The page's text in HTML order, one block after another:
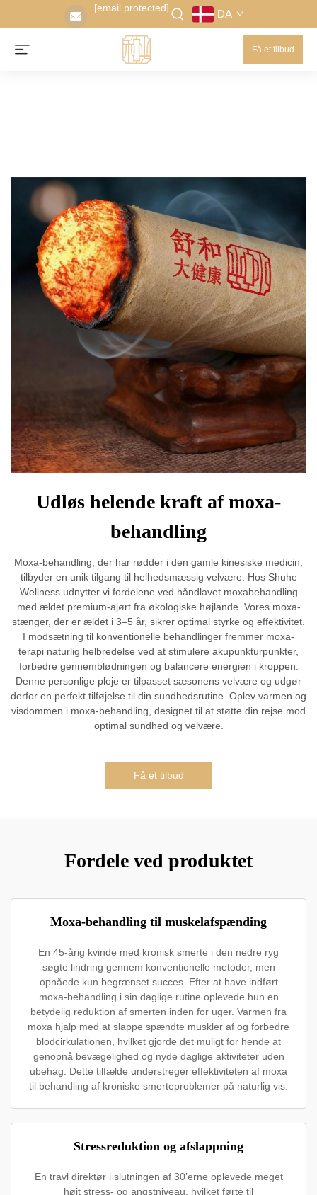
[email protected] DA
Få et tilbud
Udløs helende kraft af moxa-
behandling
Moxa-behandling, der har rødder i den gamle kinesiske medicin,
tilbyder en unik tilgang til helhedsmæssig velvære. Hos Shuhe
Wellness udnytter vi fordelene ved håndlavet moxabehandling
med ældet premium-ajørt fra økologiske højlande. Vores moxa-
stænger, der er ældet i 3–5 år, sikrer optimal styrke og effektivitet.
I modsætning til konventionelle behandlinger fremmer moxa-
terapi naturlig helbredelse ved at stimulere akupunkturpunkter,
forbedre gennemblødningen og balancere energien i kroppen.
Denne personlige pleje er tilpasset sæsonens velvære og udgør
derfor en perfekt tilføjelse til din sundhedsrutine. Oplev varmen og
visdommen i moxa-behandling, designet til at støtte din rejse mod
optimal sundhed og velvære.
Få et tilbud
Fordele ved produktet
Moxa-behandling til muskelafspænding
En 45-årig kvinde med kronisk smerte i den nedre ryg
søgte lindring gennem konventionelle metoder, men
opnåede kun begrænset succes. Efter at have indført
moxa-behandling i sin daglige rutine oplevede hun en
betydelig reduktion af smerten inden for uger. Varmen fra
moxa hjalp med at slappe spændte muskler af og forbedre
blodcirkulationen, hvilket gjorde det muligt for hende at
genopnå bevægelighed og nyde daglige aktiviteter uden
ubehag. Dette tilfælde understreger effektiviteten af moxa
til behandling af kroniske smerteproblemer på naturlig vis.
Stressreduktion og afslappning
En travl direktør i slutningen af 30’erne oplevede meget
højt stress- og angstniveau, hvilket førte til